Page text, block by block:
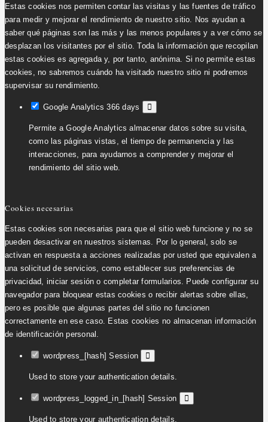
Estas cookies nos permiten contar las visitas y las fuentes de tráfico
para medir y mejorar el rendimiento de nuestro sitio. Nos ayudan a
saber qué páginas son las más y las menos populares y a ver cómo se
desplazan los visitantes por el sitio. Toda la información que recopilan
estas cookies es agregada y, por tanto, anónima. Si no permite estas
cookies, no sabremos cuándo ha visitado nuestro sitio ni podremos
supervisar su rendimiento.
Google Analytics366 days
Permite a Google Analytics almacenar datos sobre su visita,
como las páginas vistas, el tiempo de permanencia y las
interacciones, para ayudarnos a comprender y mejorar el
rendimiento del sitio web.
Cookies necesarias
Estas cookies son necesarias para que el sitio web funcione y no se
pueden desactivar en nuestros sistemas. Por lo general, solo se
activan en respuesta a acciones realizadas por usted que equivalen a
una solicitud de servicios, como establecer sus preferencias de
privacidad, iniciar sesión o completar formularios. Puede configurar su
navegador para bloquear estas cookies o recibir alertas sobre ellas,
pero es posible que algunas partes del sitio no funcionen
correctamente en ese caso. Estas cookies no almacenan información
de identificación personal.
wordpress_[hash]Session
Used to store your authentication details.
wordpress_logged_in_[hash] Session
Used to store your authentication details.